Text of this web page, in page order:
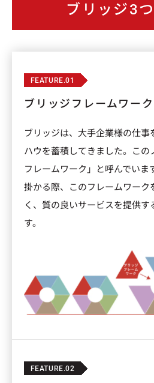
ブリッジ3
FEATURE.01
ブリッジフレームワーク
ブリッジは、大手企業様の仕事
ハウを蓄積してきました。この
フレームワーク」と呼んでいま
掛かる際、このフレームワーク
く、質の良いサービスを提供す
す。
FEATURE.02